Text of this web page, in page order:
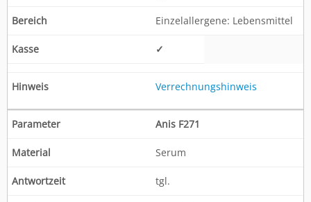
Einzelallergene: Lebensmittel
✓
Verrechnungshinweis
Anis F271
Serum
tgl.